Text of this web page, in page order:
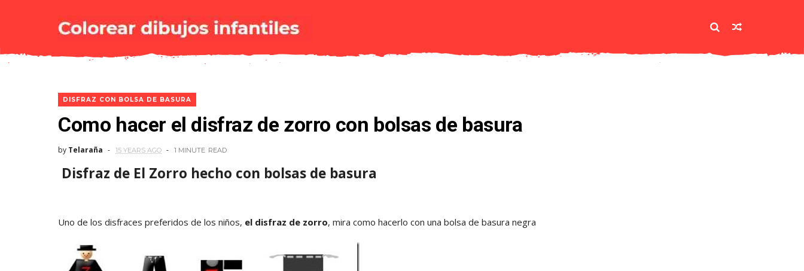
DISFRAZ CON BOLSA DE BASURA
Como hacer el disfraz de zorro con bolsas de basura
by Telaraña 15 YEARS AGO 1 MINUTE READ
Disfraz de El Zorro hecho con bolsas de basura
Uno de los disfraces preferidos de los niños, el disfraz de zorro, mira como hacerlo con una bolsa de basura negra